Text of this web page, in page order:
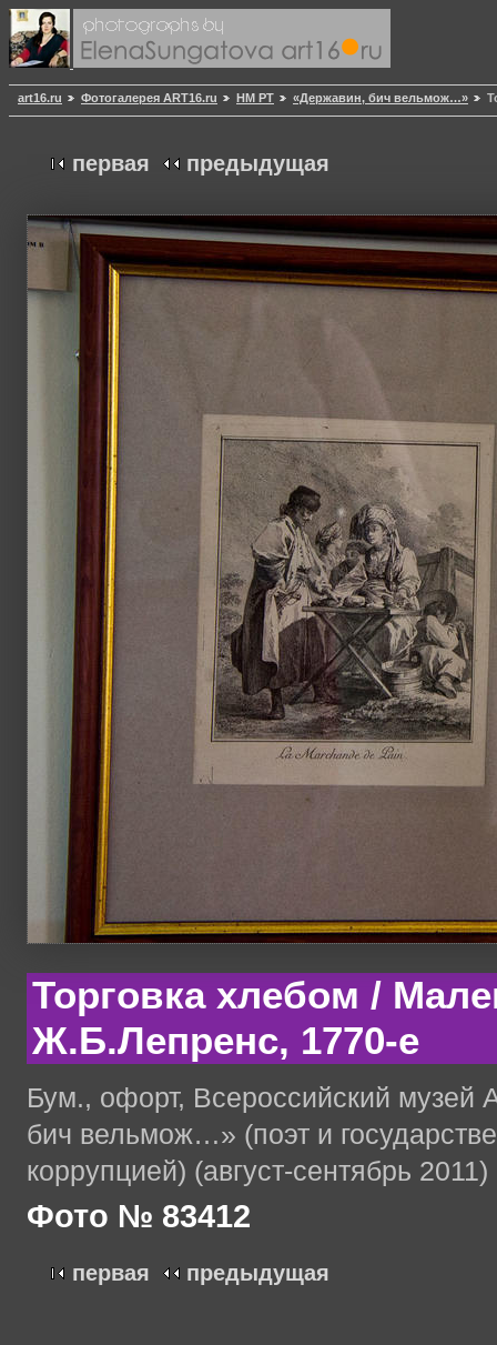
art16.ru Фотогалерея ART16.ru НМ РТ «Державин, бич вельмож…»
первая предыдущая
Торговка хлебом /
Ж.Б.Лепренс, 1770-е
Бум., офорт, Всероссийский
бич вельмож…» (поэт и
коррупцией) (август-сентябрь 2011)
Фото № 83412
первая предыдущая